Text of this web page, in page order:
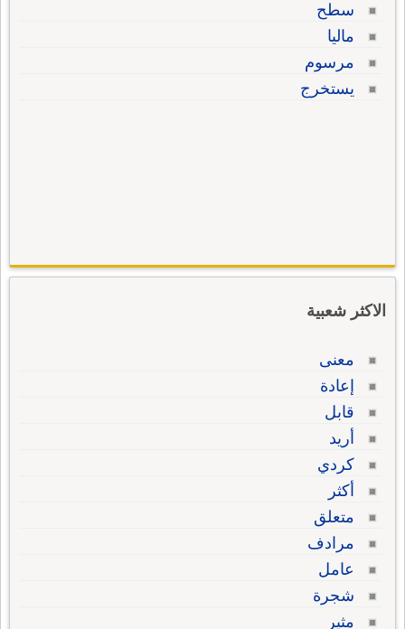
سطح
ماليا
مرسوم
يستخرج
الاكثر شعبية
معنى
إعادة
قابل
أريد
كردي
أكثر
متعلق
مرادف
عامل
شجرة
مثير